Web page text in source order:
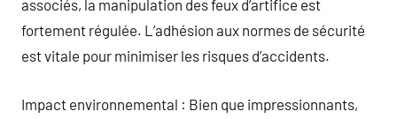
associés, la manipulation des feux d’artifice est
fortement régulée. L’adhésion aux normes de sécurité
est vitale pour minimiser les risques d’accidents.
Impact environnemental : Bien que impressionnants,